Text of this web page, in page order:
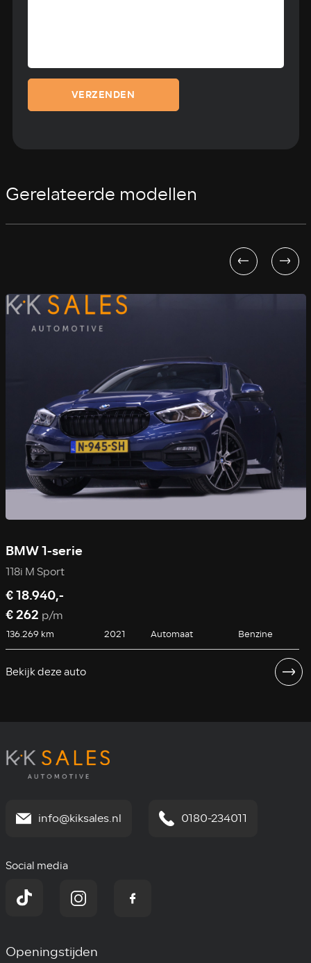
VERZENDEN
Gerelateerde modellen
BMW 1-serie
118i M Sport
€ 18.940,-
€ 262 p/m
136.269 km 2021 Automaat Benzine
Bekijk deze auto
info@kiksales.nl 0180-234011
Social media
Openingstijden